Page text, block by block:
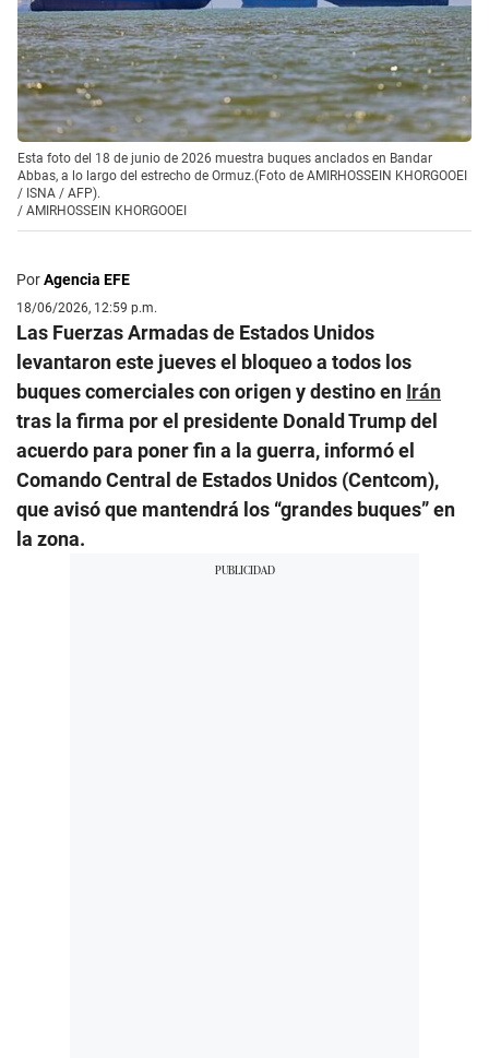
Esta foto del 18 de junio de 2026 muestra buques anclados en Bandar
Abbas, a lo largo del estrecho de Ormuz.(Foto de AMIRHOSSEIN KHORGOOEI
/ ISNA / AFP).
/ AMIRHOSSEIN KHORGOOEI
PorAgencia EFE
18/06/2026, 12:59 p.m.
Las Fuerzas Armadas de Estados Unidos
levantaron este jueves el bloqueo a todos los
buques comerciales con origen y destino en Irán
tras la firma por el presidente Donald Trump del
acuerdo para poner fin a la guerra, informó el
Comando Central de Estados Unidos (Centcom),
que avisó que mantendrá los “grandes buques” en
la zona.